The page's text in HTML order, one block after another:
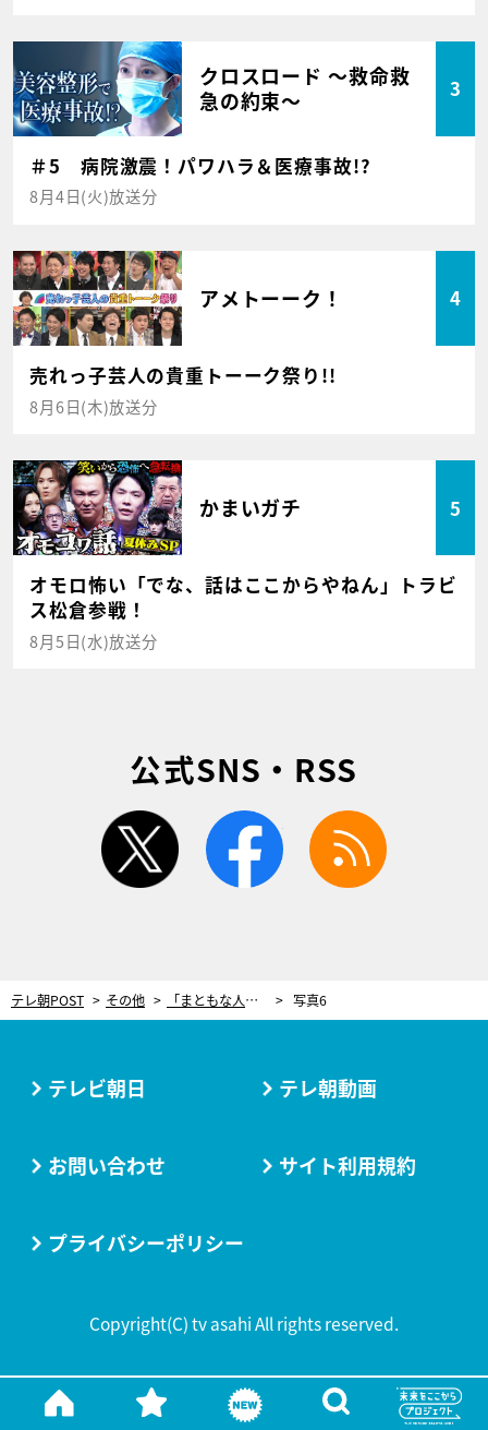
クロスロード ～救命救
急の約束～
3
＃5 病院激震！パワハラ＆医療事故!?
8月4日(火)放送分
アメトーーク！ 4
売れっ子芸人の貴重トーーク祭り!!
8月6日(木)放送分
かまいガチ 5
オモロ怖い「でな、話はここからやねん」トラビ
ス松倉参戦！
8月5日(水)放送分
公式SNS・RSS
twitter facebook
テレ朝POST その他 「まともな人間の乗る乗り物ではありません」突然の嵐に機材トラブル…男を襲った“試練” 写真6
テレビ朝日 テレ朝動画
お問い合わせ サイト利用規約
プライバシーポリシー
Copyright(C) tv asahi All rights reserved.